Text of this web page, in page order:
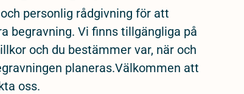
personlig rådgivning för att
begravning. Vi finns tillgängliga på
och du bestämmer var, när och
planeras.Välkommen att
oss.